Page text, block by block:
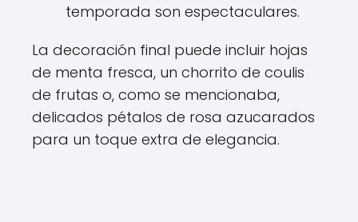
temporada son espectaculares.
La decoración final puede incluir hojas
de menta fresca, un chorrito de coulis
de frutas o, como se mencionaba,
delicados pétalos de rosa azucarados
para un toque extra de elegancia.